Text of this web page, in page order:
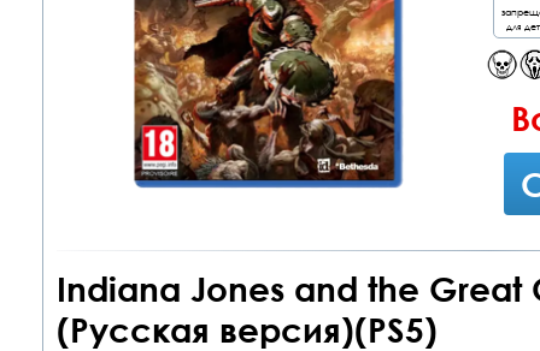
для
Indiana Jones and the Great
(Русская версия)(PS5)